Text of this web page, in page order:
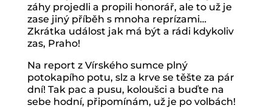
záhy projedli a propili honorář, ale to už je
zase jiný příběh s mnoha reprízami…
Zkrátka událost jak má být a rádi kdykoliv
zas, Praho!
Na report z Vírského sumce plný
potokapího potu, slz a krve se těšte za pár
dní! Tak pac a pusu, koloušci a buďte na
sebe hodní, připomínám, už je po volbách!